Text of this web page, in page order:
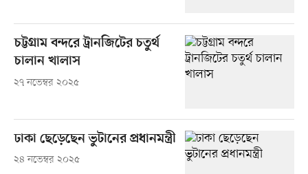
চট্টগ্রাম বন্দরে ট্রানজিটের চতুর্থ
চালান খালাস
২৭ নভেম্বর ২০২৫
ঢাকা ছেড়েছেন ভুটানের প্রধানমন্ত্রী
২৪ নভেম্বর ২০২৫